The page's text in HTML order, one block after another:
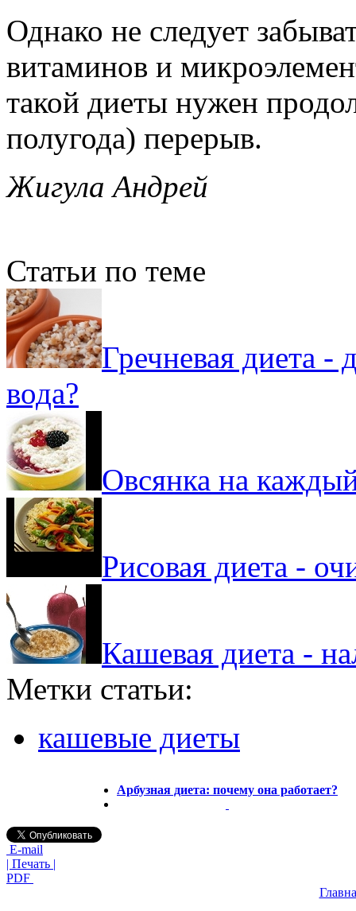
Однако не следует
витаминов и
такой диеты нужен
полугода) перерыв.
Жигула Андрей
Статьи по теме
Гречневая диета -
вода?
Овсянка на
Рисовая диета -
Кашевая диета -
Метки статьи:
кашевые диеты
Арбузная диета: почему она работает?
E-mail
| Печать |
PDF